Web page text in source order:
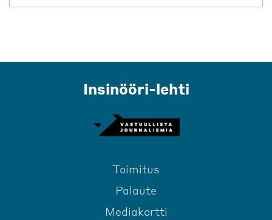
Insinööri-lehti
Toimitus
Palaute
Mediakortti